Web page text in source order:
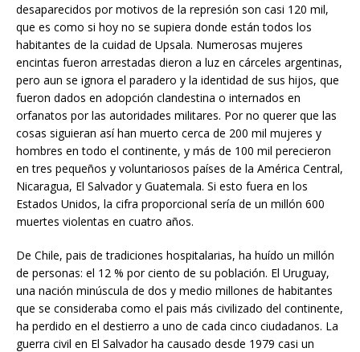
desaparecidos por motivos de la represión son casi 120 mil,
que es como si hoy no se supiera donde están todos los
habitantes de la cuidad de Upsala. Numerosas mujeres
encintas fueron arrestadas dieron a luz en cárceles argentinas,
pero aun se ignora el paradero y la identidad de sus hijos, que
fueron dados en adopción clandestina o internados en
orfanatos por las autoridades militares. Por no querer que las
cosas siguieran así han muerto cerca de 200 mil mujeres y
hombres en todo el continente, y más de 100 mil perecieron
en tres pequeños y voluntariosos países de la América Central,
Nicaragua, El Salvador y Guatemala. Si esto fuera en los
Estados Unidos, la cifra proporcional sería de un millón 600
muertes violentas en cuatro años.
De Chile, pais de tradiciones hospitalarias, ha huído un millón
de personas: el 12 % por ciento de su población. El Uruguay,
una nación minúscula de dos y medio millones de habitantes
que se consideraba como el pais más civilizado del continente,
ha perdido en el destierro a uno de cada cinco ciudadanos. La
guerra civil en El Salvador ha causado desde 1979 casi un